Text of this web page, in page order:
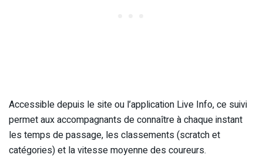
Accessible depuis le site ou l’application Live Info, ce suivi
permet aux accompagnants de connaître à chaque instant
les temps de passage, les classements (scratch et
catégories) et la vitesse moyenne des coureurs.